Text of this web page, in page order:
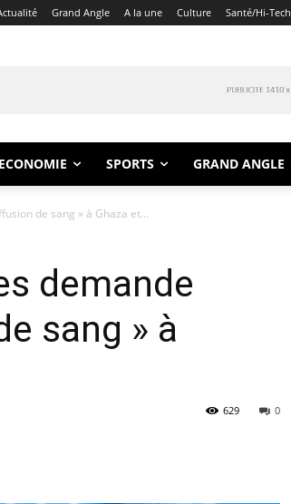
Grand Angle A la une Culture Santé/Hi-Tech
ECONOMIE SPORTS GRAND ANGLE
de sang » à Ghaza et...
demande
sang » à
0
629